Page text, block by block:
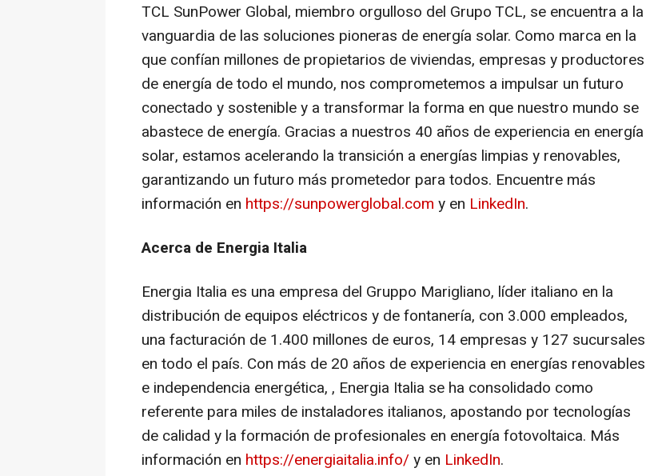
TCL SunPower Global, miembro orgulloso del Grupo TCL, se encuentra a la
vanguardia de las soluciones pioneras de energía solar. Como marca en la
que confían millones de propietarios de viviendas, empresas y productores
de energía de todo el mundo, nos comprometemos a impulsar un futuro
conectado y sostenible y a transformar la forma en que nuestro mundo se
abastece de energía. Gracias a nuestros 40 años de experiencia en energía
solar, estamos acelerando la transición a energías limpias y renovables,
garantizando un futuro más prometedor para todos. Encuentre más
información en https://sunpowerglobal.com y en LinkedIn.
Acerca de Energia Italia
Energia Italia es una empresa del Gruppo Marigliano, líder italiano en la
distribución de equipos eléctricos y de fontanería, con 3.000 empleados,
una facturación de 1.400 millones de euros, 14 empresas y 127 sucursales
en todo el país. Con más de 20 años de experiencia en energías renovables
e independencia energética, , Energia Italia se ha consolidado como
referente para miles de instaladores italianos, apostando por tecnologías
de calidad y la formación de profesionales en energía fotovoltaica. Más
información en https://energiaitalia.info/y en LinkedIn.